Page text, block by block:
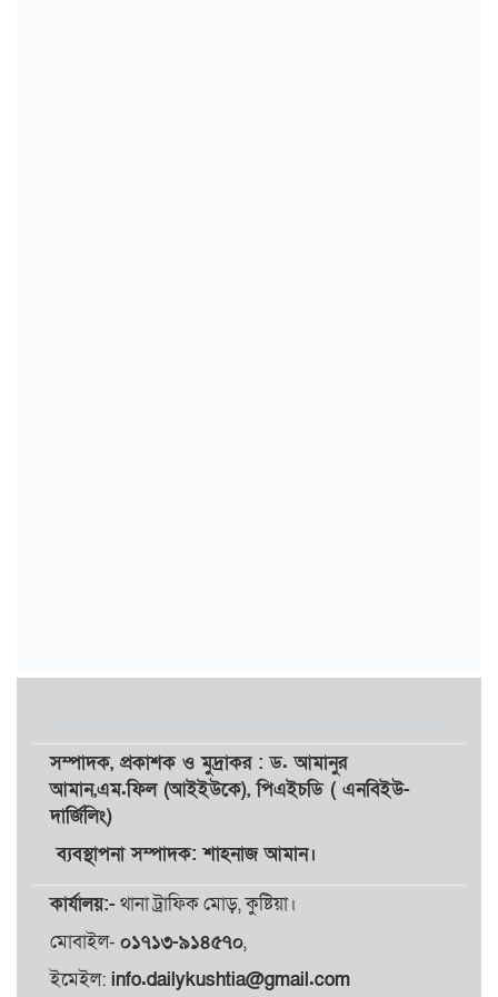
সম্পাদক, প্রকাশকওমুদ্রাকর: ড. আমানুর
আমান,এম.ফিল (আইইউকে), পিএইচডি ( এনবিইউ-
দার্জিলিং)
ব্যবস্থাপনা সম্পাদক: শাহনাজ আমান।
কার্যালয়:-থানা ট্রাফিক মোড়, কুষ্টিয়া।
মোবাইল- ০১৭১৩-৯১৪৫৭০,
ইমেইল: info.dailykushtia@gmail.com